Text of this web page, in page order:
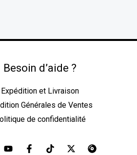
Besoin d’aide ?
Expédition et Livraison
Générales de Ventes
de confidentialité